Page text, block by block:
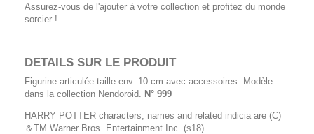
Assurez-vous de l'ajouter à votre collection et profitez du monde
sorcier !
DETAILS SUR LE PRODUIT
Figurine articulée taille env. 10 cm avec accessoires. Modèle
dans la collection Nendoroid. N° 999
HARRY POTTER characters, names and related indicia are (C)
＆TM Warner Bros. Entertainment Inc. (s18)